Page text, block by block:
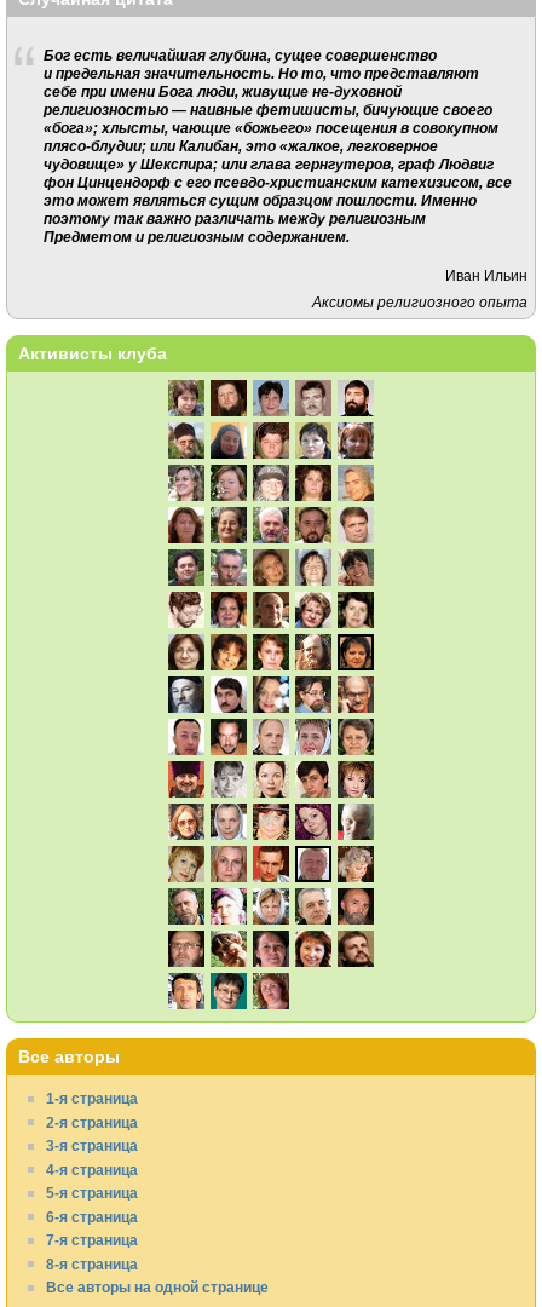
Бог есть величайшая глубина, сущее совершенство
и предельная значительность. Но то, что представляют
себе при имени Бога люди, живущие не-духовной
религиозностью — наивные фетишисты, бичующие своего
«бога»; хлысты, чающие «божьего» посещения в совокупном
плясо-блудии; или Калибан, это «жалкое, легковерное
чудовище» у Шекспира; или глава гернгутеров, граф Людвиг
фон Цинцендорф с его псевдо-христианским катехизисом, все
это может являться сущим образцом пошлости. Именно
поэтому так важно различать между религиозным
Предметом и религиозным содержанием.
Иван Ильин
Аксиомы религиозного опыта
Активисты клуба
Все авторы
1-я страница
2-я страница
3-я страница
4-я страница
5-я страница
6-я страница
7-я страница
8-я страница
Все авторы на одной странице